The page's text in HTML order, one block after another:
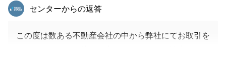
東急リバブル
センターからの返答
この度は数ある不動産会社の中から弊社にてお取引を